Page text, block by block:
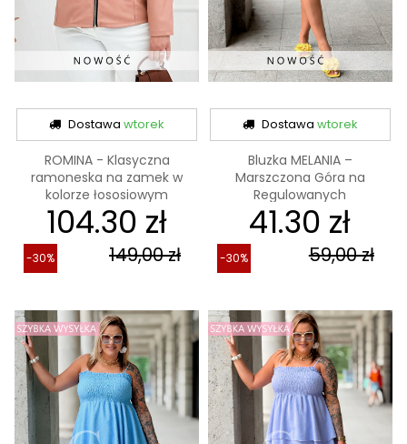
Dostawawtorek
ROMINA - Klasyczna
ramoneska na zamek w
kolorze łososiowym
104.30 zł
149,00 zł
-30%
Dostawa wtorek
Bluzka MELANIA –
Marszczona Góra na
Regulowanych
Ramiączkach,...
41.30 zł
59,00 zł
-30%